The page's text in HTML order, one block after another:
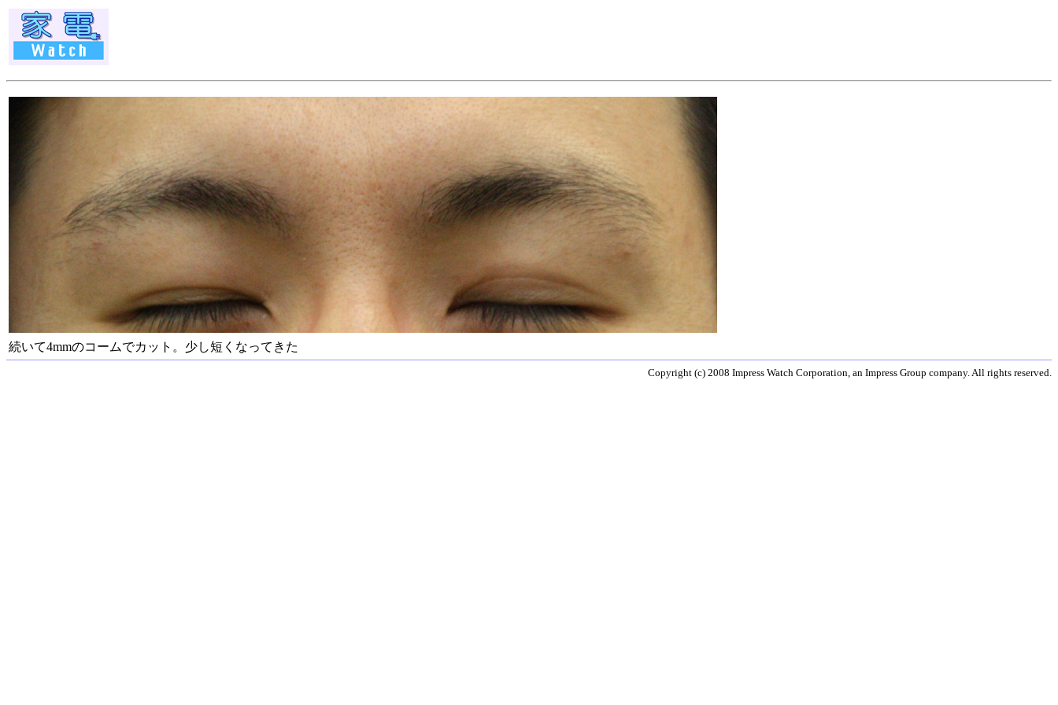
続いて4mmのコームでカット。少し短くなってきた
Copyright (c) 2008 Impress Watch Corporation, an Impress Group company. All rights reserved.